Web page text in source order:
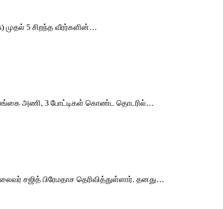
முதல் 5 சிறந்த வீரர்களின்…
இலங்கை அணி, 3 போட்டிகள் கொண்ட தொடரில்…
சஜித் பிரேமதாச தெரிவித்துள்ளார். தனது…